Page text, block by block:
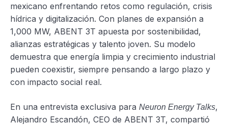
mexicano enfrentando retos como regulación, crisis
hídrica y digitalización. Con planes de expansión a
1,000 MW, ABENT 3T apuesta por sostenibilidad,
alianzas estratégicas y talento joven. Su modelo
demuestra que energía limpia y crecimiento industrial
pueden coexistir, siempre pensando a largo plazo y
con impacto social real.
En una entrevista exclusiva para Neuron Energy Talks,
Alejandro Escandón, CEO de ABENT 3T, compartió